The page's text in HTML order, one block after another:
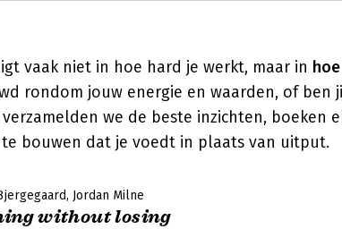
vaak niet in hoe hard je werkt, maar in
rondom jouw energie en waarden, of ben
we de beste inzichten, boeken
bouwen dat je voedt in plaats van uitput.
Jordan Milne
without losing